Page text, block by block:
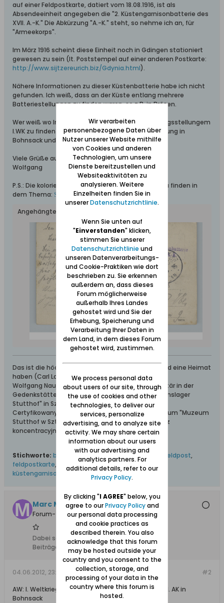
auf einer Feldpostkarte, datiert vom 18.08.1916, ist als
Absendeeinheit angegeben die "2. Küstengarnisonbatterie des
XVII. A.-K." Die Abkürzung "A.-K." steht, so nehme ich an, für
"Armeekorps".
Im März 1916 scheint diese Einheit noch in Gdingen stationiert
gewesen zu sein (lt. Poststempel auf einer anderen Postkarte:
http://www.sijtzereurich.biz/Gdynia.html).
Nähere Informationen zu dieser Küstenbatterie habe ich nicht
gefunden. Ich weiß, dass an der Küste entlang mehrere
Batteriestellungen zu finden waren, so z.B. in Brösen.
Wer weiß wo Informationen zu diesen Verteidigungsstellungem
I.WK zu finden sind? Wer weiß Näheres zu der Stellung in
Bohnsack und wo diese war?
Viele Grüße aus dem Werder
Wolfgang
P.S.: Die kolorierte Bildseite der Ansichtskarte ist zu finden in
dem Thema: So sah der Kohlenmarkt 1916 aus
Angehängte Dateien
Das ist die höchste aller Gaben: Geborgen sein und eine Heimat
haben (Carl Lange)
Wolfgang Naujocks: Zertifizierter Führer und Volontär in der
Gedenkstätte/Museum "Deutsches Konzentrationslager
Stutthof" in Sztutowo
Certyfikowany przewodnik i wolontariusz po muzeum "Muzeum
Stutthof w Sztutowie - Niemiecki nazistowski obóz
koncentracyjny i zagłady"
Stichworte: batteriestellung,bohnsack ,brösen feldpost,
feldpostkarte, gdingen,küstenbatterie,
küstengarnisonbatterie,verteidigung
Marc Malbork
Forum-Teilnehmer
Dabei seit:
23.02.2008
Beiträge:
#2
04.06.2012, 23:12
AW: I. Weltkrieg: 2. Küstengarnisonbatterie des XVII. AK in
Bohnsack
Wir verarbeiten
personenbezogene Daten über
Nutzer unserer Website mithilfe
von Cookies und anderen
Technologien, um unsere
Dienste bereitzustellen und
Websiteaktivitäten zu
analysieren. Weitere
Einzelheiten finden Sie in
unsererDatenschutzrichtlinie.
Wenn Sie unten auf
"Einverstanden" klicken,
stimmen Sie unserer
Datenschutzrichtlinie und
unseren Datenverarbeitungs-
und Cookie-Praktiken wie dort
beschrieben zu. Sie erkennen
außerdem an, dass dieses
Forum möglicherweise
außerhalb Ihres Landes
gehostet wird und Sie der
Erhebung, Speicherung und
Verarbeitung Ihrer Daten in
dem Land, in dem dieses Forum
gehostet wird, zustimmen.
We process personal data
about users of our site, through
the use of cookies and other
technologies, to deliver our
services, personalize
advertising, and to analyze site
activity. We may share certain
information about our users
with our advertising and
analytics partners. For
additional details, refer to our
Privacy Policy.
By clicking "I AGREE" below, you
agree to ourPrivacy Policyand
our personal data processing
and cookie practices as
described therein. You also
acknowledge that this forum
may be hosted outside your
country and you consent to the
collection, storage, and
processing of your data in the
country where this forum is
hosted.